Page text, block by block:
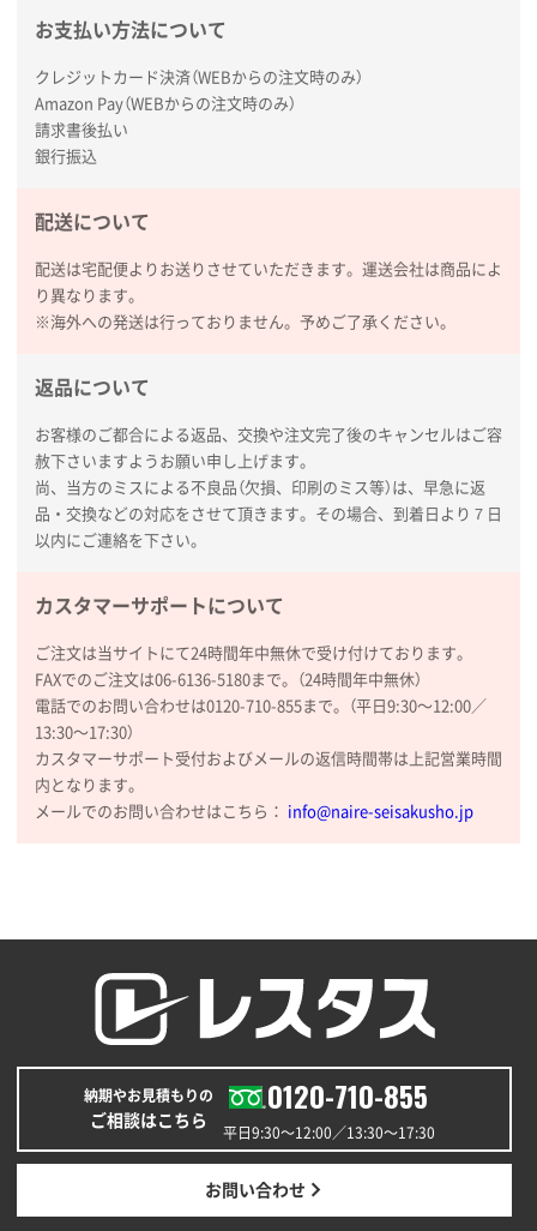
広島県(社様
枚
2026年01月27日 13:12
毎年注文しており、信頼できるから。出来上がりも満
足している。
熊本県S社様
2026年01月26日 15:45
印刷範囲が広かったから、取扱商品
ワンポイントポリ袋 A4サイズ
納期が比較的短く、ロット数が豊富に選べて価格が安
かったため
山口県P社様
2026年01月09日 13:48
希望の商品の取り扱いがあったので
大阪府のお客様
厚手コットンマチ付トートL ナチュラル(A4対応)
200枚
2025年12月25日 13:33
いつもきちんとしてる。
2025年12月24日 14:43
青森県K社様
安い
ワンポイント箔押し紙袋 M横サイズ(A4対応)
お支払い方法について
クレジットカード決済（WEBからの注文時のみ）
Amazon Pay（WEBからの注文時のみ）
請求書後払い
銀行振込
配送について
配送は宅配便よりお送りさせていただきます。運送会社は商品によ
り異なります。
※海外への発送は行っておりません。予めご了承ください。
返品について
お客様のご都合による返品、交換や注文完了後のキャンセルはご容
赦下さいますようお願い申し上げます。
尚、当方のミスによる不良品（欠損、印刷のミス等）は、早急に返
品・交換などの対応をさせて頂きます。その場合、到着日より７日
以内にご連絡を下さい。
カスタマーサポートについて
ご注文は当サイトにて24時間年中無休で受け付けております。
FAXでのご注文は06-6136-5180まで。（24時間年中無休）
電話でのお問い合わせは0120-710-855まで。（平日9:30〜12:00／
13:30〜17:30）
カスタマーサポート受付およびメールの返信時間帯は上記営業時間
内となります。
メールでのお問い合わせはこちら： info@naire-seisakusho.jp
納期やお見積もりの
ご相談はこちら
0120-710-855
平日9:30〜12:00／13:30〜17:30
お問い合わせ